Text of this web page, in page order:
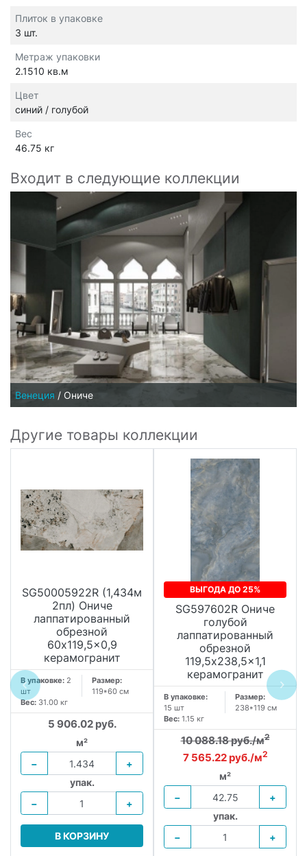
Плиток в упаковке
3 шт.
Метраж упаковки
2.1510 кв.м
Цвет
синий / голубой
Вес
46.75 кг
Входит в следующие коллекции
Венеция / Ониче
Другие товары коллекции
SG50005922R (1,434м
2пл) Ониче
лаппатированный
обрезной
60x119,5x0,9
керамогранит
В упаковке: 2
шт
Размер:
119*60 см
Вес: 31.00 кг
5 906.02 руб.
м²
−
+
упак.
−
+
В КОРЗИНУ
ВЫГОДА ДО 25%
SG597602R Ониче
голубой
лаппатированный
обрезной
119,5x238,5x1,1
керамогранит
В упаковке:
15 шт
Размер:
238*119 см
Вес: 1.15 кг
10 088.18 руб./м2
7 565.22 руб./м2
м²
−
+
упак.
−
+